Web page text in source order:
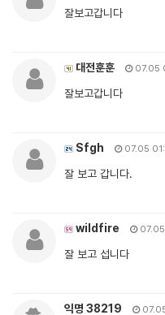
잘보고갑니다
대전훈훈 07.05
잘보고갑니다
Sfgh 07.05
잘 보고 갑니다.
wildfire 07.05
잘 보고 섭니다
익명 38219